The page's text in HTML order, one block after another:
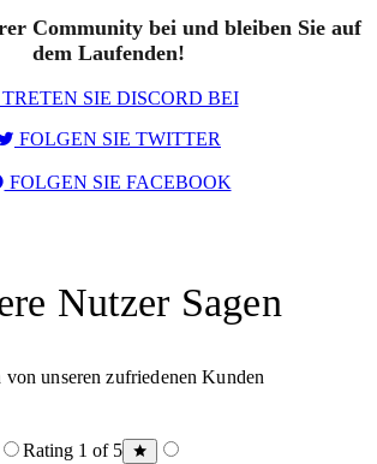
Community bei und bleiben Sie auf
dem Laufenden!
SIE DISCORD BEI
FOLGEN SIE TWITTER
FOLGEN SIE FACEBOOK
Nutzer Sagen
unseren zufriedenen Kunden
Rating 1 of 5